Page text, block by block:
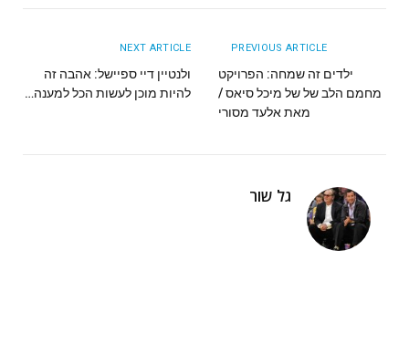
PREVIOUS ARTICLE
ילדים זה שמחה: הפרויקט
מחמם הלב של של מיכל סיאס /
מאת אלעד מסורי
NEXT ARTICLE
ולנטיין דיי ספיישל: אהבה זה
להיות מוכן לעשות הכל למענה…
גל שור